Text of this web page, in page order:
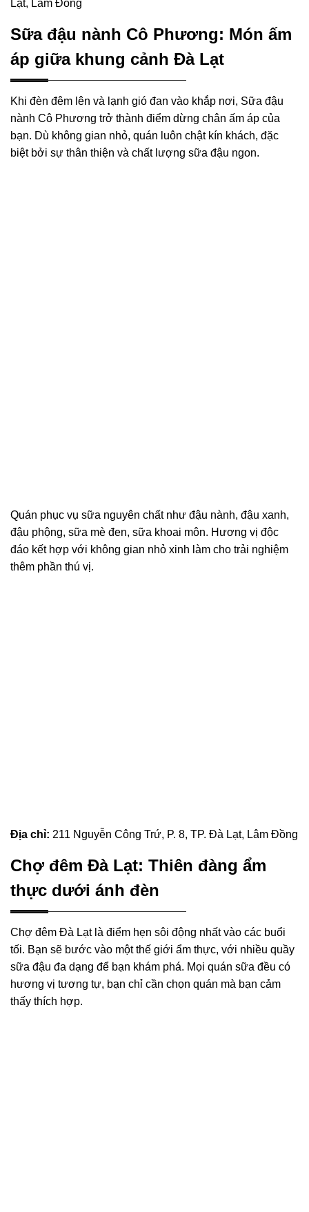
Lạt, Lâm Đồng
Sữa đậu nành Cô Phương: Món ấm
áp giữa khung cảnh Đà Lạt
Khi đèn đêm lên và lạnh gió đan vào khắp nơi, Sữa đậu
nành Cô Phương trở thành điểm dừng chân ấm áp của
bạn. Dù không gian nhỏ, quán luôn chật kín khách, đặc
biệt bởi sự thân thiện và chất lượng sữa đậu ngon.
Quán phục vụ sữa nguyên chất như đậu nành, đậu xanh,
đậu phộng, sữa mè đen, sữa khoai môn. Hương vị độc
đáo kết hợp với không gian nhỏ xinh làm cho trải nghiệm
thêm phần thú vị.
Địa chỉ: 211 Nguyễn Công Trứ, P. 8, TP. Đà Lạt, Lâm Đồng
Chợ đêm Đà Lạt: Thiên đàng ẩm
thực dưới ánh đèn
Chợ đêm Đà Lạt là điểm hẹn sôi động nhất vào các buổi
tối. Bạn sẽ bước vào một thế giới ẩm thực, với nhiều quầy
sữa đậu đa dạng để bạn khám phá. Mọi quán sữa đều có
hương vị tương tự, bạn chỉ cần chọn quán mà bạn cảm
thấy thích hợp.